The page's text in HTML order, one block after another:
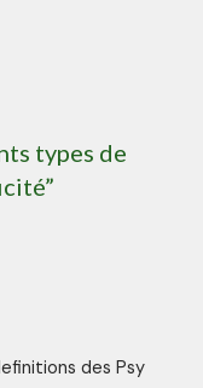
types de
des Psy